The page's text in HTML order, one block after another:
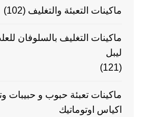
ماكينات التعبئة والتغليف (102)
ليبل
(121)
ماكينات تعبئة حبوب و حبيبات
اكياس اوتوماتيك